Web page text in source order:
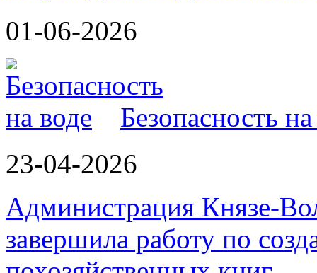
01-06-2026
Безопасность
23-04-2026
Администрация Князе-
завершила работу по